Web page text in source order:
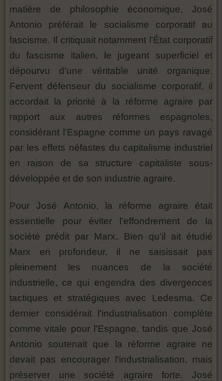
matière de philosophie économique, José
Antonio préférait le socialisme corporatif au
fascisme. Il critiquait notamment l'État corporatif
du fascisme italien, le jugeant superficiel et
dépourvu d'une véritable unité organique.
Fervent défenseur du socialisme corporatif, il
accordait la priorité à la réforme agraire par
rapport aux autres réformes espagnoles,
considérant l'Espagne comme un pays ravagé
par les effets néfastes du capitalisme industriel
en raison de sa structure capitaliste sous-
développée et de son industrie agraire.
Pour José Antonio, la réforme agraire était
essentielle pour éviter l'effondrement de la
société prédit par Marx. Bien qu'il ait étudié
Marx en profondeur, il ne saisissait pas
pleinement les nuances de la société
industrielle, ce qui engendra des divergences
tactiques et stratégiques avec Ledesma. Ce
dernier considérait l'industrialisation complète
comme vitale pour l'Espagne, tandis que José
Antonio soutenait que la réforme agraire ne
devait pas encourager l'industrialisation, mais
préserver une société agraire forte. José